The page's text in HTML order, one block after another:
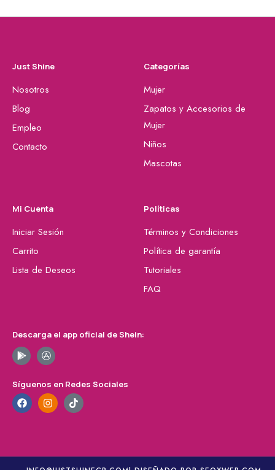
Just Shine
Nosotros
Blog
Empleo
Contacto
Categorías
Mujer
Zapatos y Accesorios de
Mujer
Niños
Mascotas
Mi Cuenta
Iniciar Sesión
Carrito
Lista de Deseos
Políticas
Términos y Condiciones
Política de garantía
Tutoriales
FAQ
Descarga el app oficial de Shein:
Síguenos en Redes Sociales